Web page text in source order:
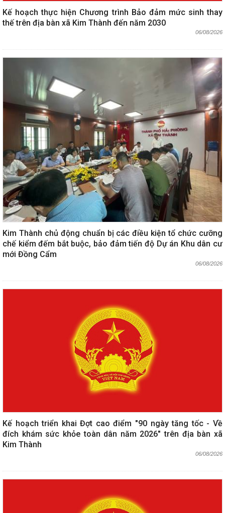
Kế hoạch thực hiện Chương trình Bảo đảm mức sinh thay
thế trên địa bàn xã Kim Thành đến năm 2030
06/08/2026
Kim Thành chủ động chuẩn bị các điều kiện tổ chức cưỡng
chế kiểm đếm bắt buộc, bảo đảm tiến độ Dự án Khu dân cư
mới Đồng Cẩm
06/08/2026
Kế hoạch triển khai Đợt cao điểm "90 ngày tăng tốc - Về
đích khám sức khỏe toàn dân năm 2026" trên địa bàn xã
Kim Thành
06/08/2026